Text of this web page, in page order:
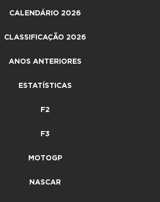
CALENDÁRIO 2026
CLASSIFICAÇÃO 2026
ANOS ANTERIORES
ESTATÍSTICAS
F2
F3
MOTOGP
NASCAR